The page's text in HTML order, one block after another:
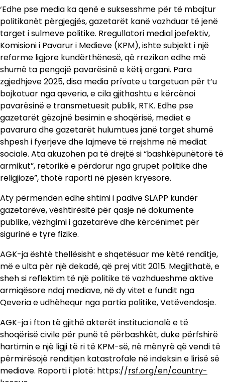
‘Edhe pse media ka qenë e suksesshme për të mbajtur
politikanët përgjegjës, gazetarët kanë vazhduar të jenë
target i sulmeve politike. Rregullatori medial joefektiv,
Komisioni i Pavarur i Medieve (KPM), ishte subjekt i një
reforme ligjore kundërthënesë, që rrezikon edhe më
shumë ta pengojë pavarësinë e këtij organi. Para
zgjedhjeve 2025, disa media prívate u targetuan për t’u
bojkotuar nga qeveria, e cila gjithashtu e kërcënoi
pavarësinë e transmetuesit publik, RTK. Edhe pse
gazetarët gëzojnë besimin e shoqërisë, mediet e
pavarura dhe gazetarët hulumtues janë target shumë
shpesh i fyerjeve dhe lajmeve të rrejshme në mediat
sociale. Ata akuzohen pa të drejtë si “bashkëpunëtorë të
armikut”, retorikë e përdorur nga grupet politike dhe
religjioze”, thotë raporti në pjesën kryesore.
Aty përmenden edhe shtimi i padive SLAPP kundër
gazetarëve, vështirësitë për qasje në dokumente
publike, vëzhgimi i gazetarëve dhe kërcënimet për
sigurinë e tyre fizike.
AGK-ja është thellësisht e shqetësuar me këtë renditje,
më e ulta për një dekadë, që prej vitit 2015. Megjithatë, e
sheh si reflektim të një politike të vazhdueshme aktive
armiqësore ndaj mediave, në dy vitet e fundit nga
Qeveria e udhëhequr nga partia politike, Vetëvendosje.
AGK-ja i fton të gjithë akterët institucionalë e të
shoqërisë civile për punë të përbashkët, duke përfshirë
hartimin e një ligji të ri të KPM-së, në mënyrë që vendi të
përmirësojë renditjen katastrofale në indeksin e lirisë së
mediave. Raporti i plotë: https://rsf.org/en/country-